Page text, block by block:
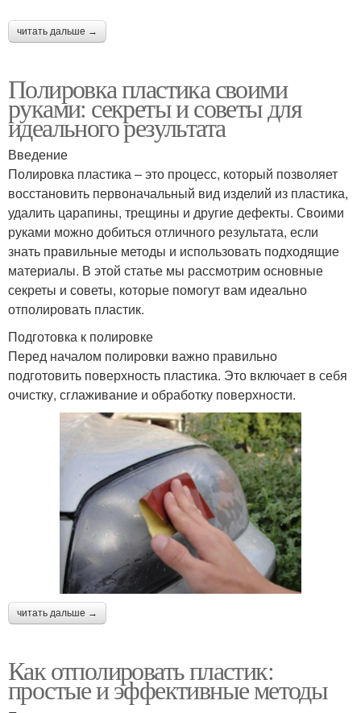
читать дальше →
Полировка пластика своими
руками: секреты и советы для
идеального результата
Введение
Полировка пластика – это процесс, который позволяет
восстановить первоначальный вид изделий из пластика,
удалить царапины, трещины и другие дефекты. Своими
руками можно добиться отличного результата, если
знать правильные методы и использовать подходящие
материалы. В этой статье мы рассмотрим основные
секреты и советы, которые помогут вам идеально
отполировать пластик.
Подготовка к полировке
Перед началом полировки важно правильно
подготовить поверхность пластика. Это включает в себя
очистку, сглаживание и обработку поверхности.
читать дальше →
Как отполировать пластик:
простые и эффективные методы